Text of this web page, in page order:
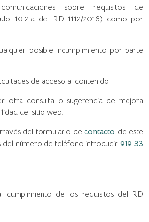
sobre requisitos de
10.2.a del RD 1112/2018) como por
posible incumplimiento por parte
de acceso al contenido
otra consulta o sugerencia de mejora
del sitio web.
del formulario decontacto de este
del número de teléfono introducir919 33
cumplimiento de los requisitos del RD